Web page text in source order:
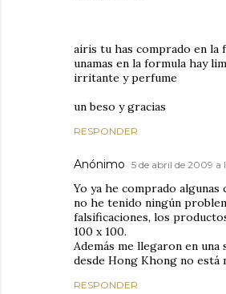
airis tu has comprado en la
unamas en la formula hay
irritante y perfume
un beso y gracias
RESPONDER
Anónimo 5 de abril de 2009 a
Yo ya he comprado algunas
no he tenido ningún
falsificaciones, los
100 x 100.
Además me llegaron en una
desde Hong Khong no está
RESPONDER